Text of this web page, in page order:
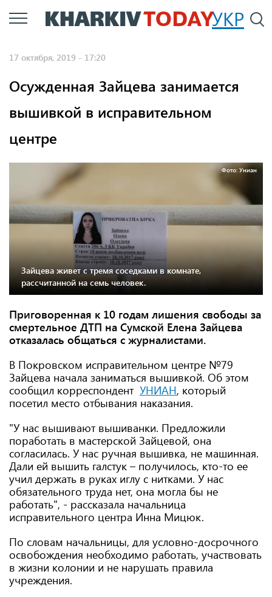
Перейти
к
УКР
17 октября, 2019 - 17:20
Осужденная Зайцева занимается
вышивкой в исправительном
центре
Фото: Униан
Зайцева живет с тремя соседками в комнате,
рассчитанной на семь человек.
Приговоренная к 10 годам лишения свободы за
смертельное ДТП на Сумской Елена Зайцева
отказалась общаться с журналистами.
В Покровском исправительном центре №79
Зайцева начала заниматься вышивкой. Об этом
сообщил корреспондент УНИАН, который
посетил место отбывания наказания.
"У нас вышивают вышиванки. Предложили
поработать в мастерской Зайцевой, она
согласилась. У нас ручная вышивка, не машинная.
Дали ей вышить галстук – получилось, кто-то ее
учил держать в руках иглу с нитками. У нас
обязательного труда нет, она могла бы не
работать", - рассказала начальница
исправительного центра Инна Мицюк.
По словам начальницы, для условно-досрочного
освобождения необходимо работать, участвовать
в жизни колонии и не нарушать правила
учреждения.